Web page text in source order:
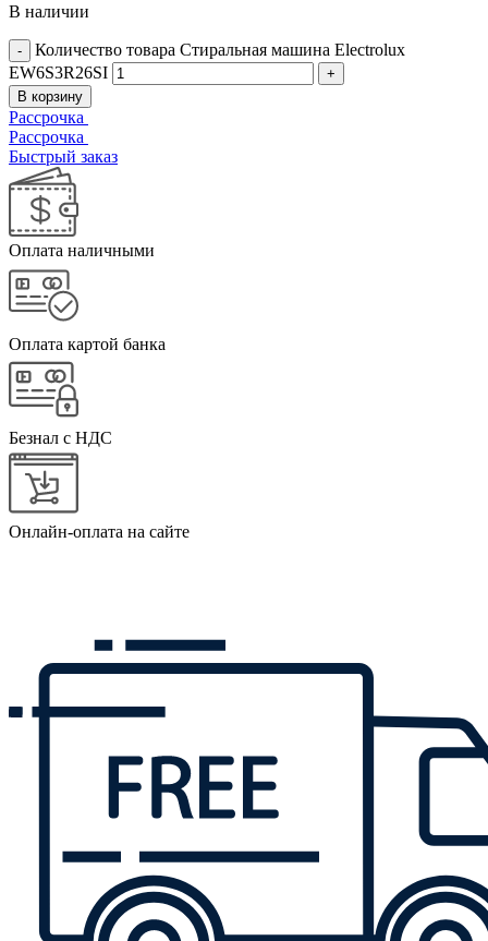
В наличии
Количество товара Стиральная машина Electrolux
EW6S3R26SI
В корзину
Рассрочка
Рассрочка
Быстрый заказ
Оплата наличными
Оплата картой банка
Безнал с НДС
Онлайн-оплата на сайте